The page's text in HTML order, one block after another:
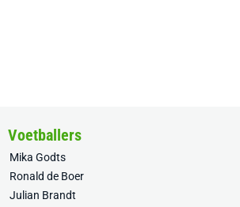
Voetballers
Mika Godts
Ronald de Boer
Julian Brandt